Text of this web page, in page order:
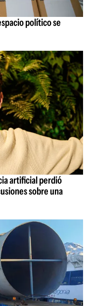
político se
artificial perdió
sobre una